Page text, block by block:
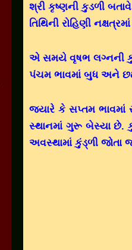
શ્રી કૃષ્ણની કુડળી
તિથિની રોહિણી
એ સમયે વૃષભ લગ્નની
પંચમ ભાવમાં બુધ અને
જ્યારે કે સપ્તમ ભાવમાં
સ્થાનમાં ગુરૂ બેસ્યા છે.
અવસ્થામાં કુંડ્ળી